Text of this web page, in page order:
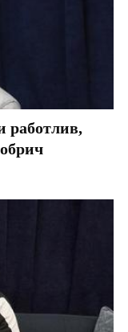
работлив,